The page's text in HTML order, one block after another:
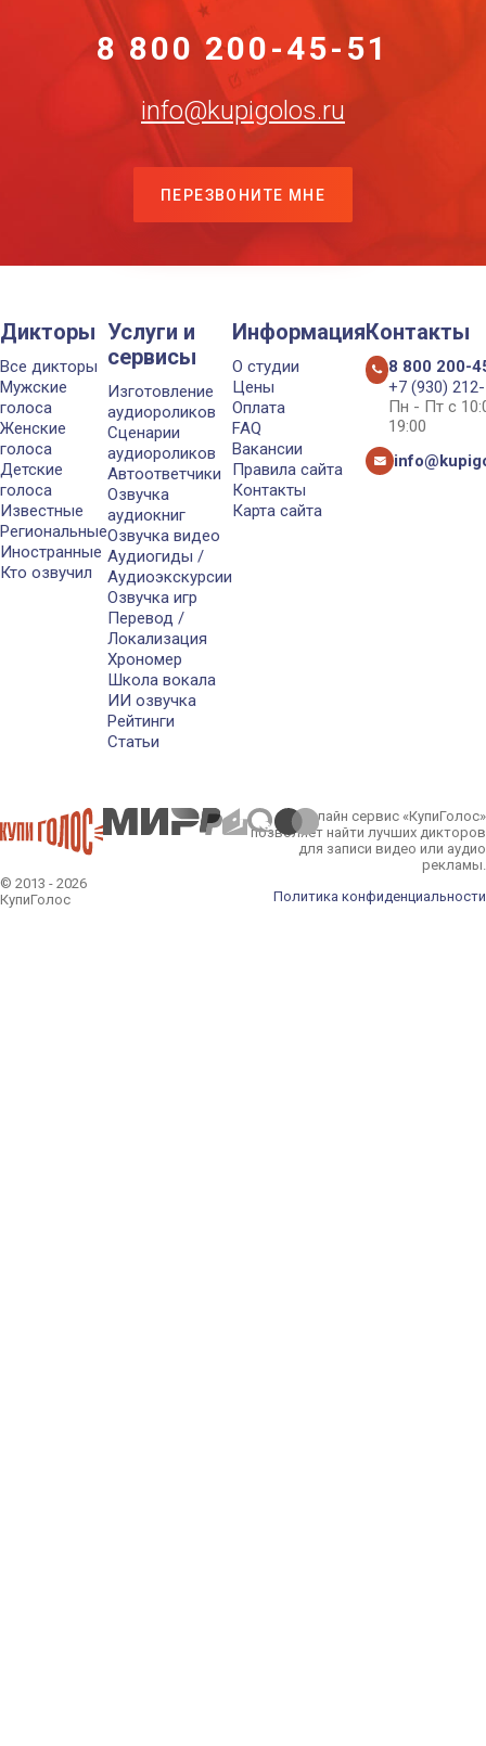
8 800 200-45-51
info@kupigolos.ru
ПЕРЕЗВОНИТЕ МНЕ
Дикторы
Все дикторы
Мужские
голоса
Женские
голоса
Детские
голоса
Известные
Региональные
Иностранные
Кто озвучил
Услуги и
сервисы
Изготовление
аудиороликов
Сценарии
аудиороликов
Автоответчики
Озвучка
аудиокниг
Озвучка видео
Аудиогиды /
Аудиоэкскурсии
Озвучка игр
Перевод /
Локализация
Хрономер
Школа вокала
ИИ озвучка
Рейтинги
Статьи
Информация
О студии
Цены
Оплата
FAQ
Вакансии
Правила сайта
Контакты
Карта сайта
Контакты
8 800 200-
+7 (930)
Пн - Пт с
19:00
© 2013 - 2026
КупиГолос
Онлайн сервис «КупиГолос»
позволяет найти лучших дикторов
для записи видео или аудио
рекламы.
Политика конфиденциальности